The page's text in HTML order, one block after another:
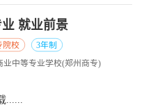
就业前景
院校
3年制
业中等专业学校(郑州商专)
......